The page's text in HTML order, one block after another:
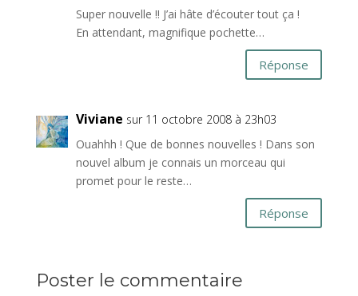
Super nouvelle !! J’ai hâte d’écouter tout ça !
En attendant, magnifique pochette…
Réponse
Viviane sur 11 octobre 2008 à 23h03
Ouahhh ! Que de bonnes nouvelles ! Dans son
nouvel album je connais un morceau qui
promet pour le reste…
Réponse
Poster le commentaire